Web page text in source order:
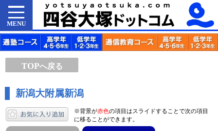
MENU
TOPへ戻る
新潟大附属新潟
※背景が赤色の項目はスライドすることで次の項目
に移ることができます。